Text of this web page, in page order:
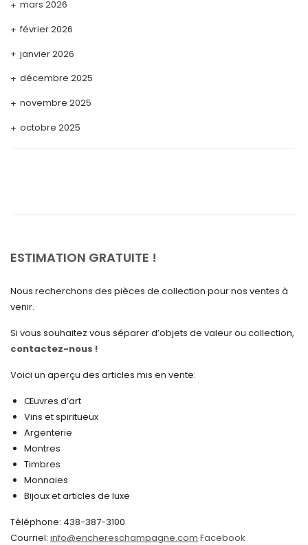
mars 2026
février 2026
janvier 2026
décembre 2025
novembre 2025
octobre 2025
avril 2025
février 2025
décembre 2024
novembre 2024
octobre 2024
septembre 2024
août 2024
mai 2024
avril 2024
ESTIMATION GRATUITE !
Nous recherchons des pièces de collection pour nos ventes à
venir.
Si vous souhaitez vous séparer d’objets de valeur ou collection,
contactez-nous !
Voici un aperçu des articles mis en vente:
Œuvres d’art
Vins et spiritueux
Argenterie
Montres
Timbres
Monnaies
Bijoux et articles de luxe
Téléphone: 438-387-3100
Courriel: info@enchereschampagne.com Facebook